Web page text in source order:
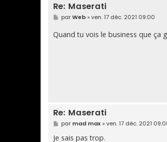
Re: Maserati
M
e
s
parWeb»ven. 17 déc. 2021 09:00
Quand tu vois le business que ça
Re: Maserati
M
e
s
par mad max»ven. 17 déc. 2021
Je sais pas trop.